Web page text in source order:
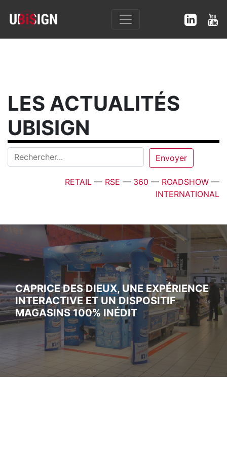
LES ACTUALITÉS
UBISIGN
RETAIL — RSE — 360 — ROADSHOW —
INTERNATIONAL
CAPRICE DES DIEUX, UNE EXPÉRIENCE
INTERACTIVE ET UN DISPOSITIF
MAGASINS 100% INÉDIT